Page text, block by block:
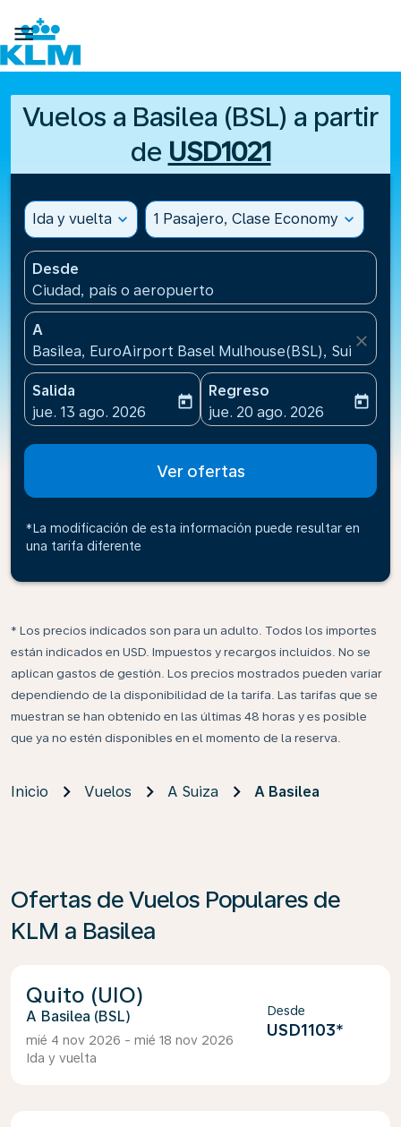

Vuelos a Basilea (BSL) a partir
de USD1021
Ida y vuelta expand_more 1 Pasajero, Clase Economy expand_more
Desde
Ciudad, país o aeropuerto
A
Basilea, EuroAirport Basel Mulhouse(BSL), Suiza
close
Salida
fc-booking-departure-date-aria-label
jue. 13 ago. 2026
today
Regreso
fc-booking-return-date-
jue. 20 ago. 2026
today
Ver ofertas
*La modificación de esta información puede resultar en
una tarifa diferente
* Los precios indicados son para un adulto. Todos los importes
están indicados en USD. Impuestos y recargos incluidos. No se
aplican gastos de gestión. Los precios mostrados pueden variar
dependiendo de la disponibilidad de la tarifa. Las tarifas que se
muestran se han obtenido en las últimas 48 horas y es posible
que ya no estén disponibles en el momento de la reserva.
Inicio Vuelos A Suiza A Basilea
Ofertas de Vuelos Populares de
KLM a Basilea
Quito (UIO)
Basilea (BSL)
mié 4 nov 2026 - mié 18 nov 2026
Ida y vuelta
Desde
USD1103*